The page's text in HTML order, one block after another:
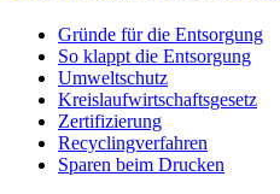
Gründe für die Entsorgung
So klappt die Entsorgung
Umweltschutz
Kreislaufwirtschaftsgesetz
Zertifizierung
Recyclingverfahren
Sparen beim Drucken